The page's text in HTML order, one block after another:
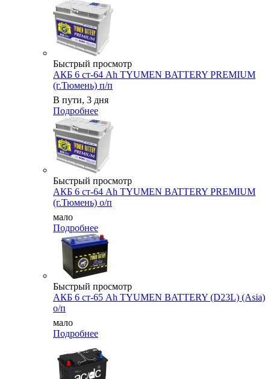
Быстрый просмотр
АКБ 6 ст-64 Ah TYUMEN BATTERY PREMIUM
(г.Тюмень) п/п
В пути, 3 дня
Подробнее
Быстрый просмотр
АКБ 6 ст-64 Ah TYUMEN BATTERY PREMIUM
(г.Тюмень) о/п
мало
Подробнее
Быстрый просмотр
АКБ 6 ст-65 Ah TYUMEN BATTERY (D23L) (Asia)
о/п
мало
Подробнее